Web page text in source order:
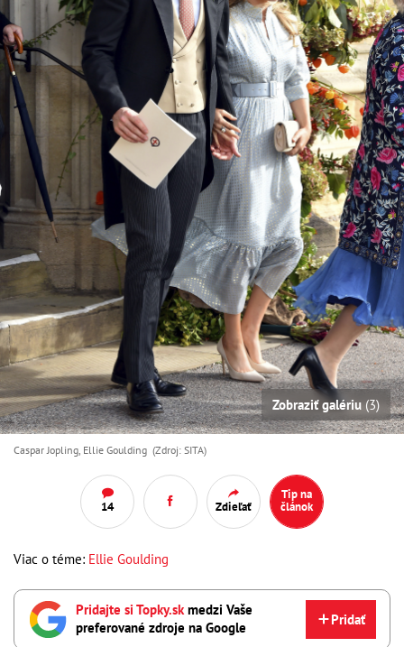
Zobraziť galériu(3)
Caspar Jopling, Ellie Goulding (Zdroj: SITA)
14 Zdieľať
Tip na
článok
Viac o téme: Ellie Goulding
Pridajte si Topky.skmedzi Vaše
preferované zdroje na Google
Pridať